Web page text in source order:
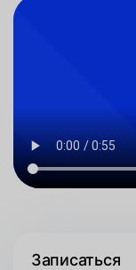
Записаться